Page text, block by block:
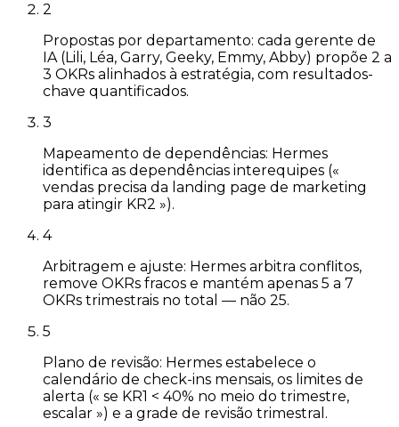
2
Propostas por departamento: cada gerente de
IA (Lili, Léa, Garry, Geeky, Emmy, Abby) propõe 2 a
3 OKRs alinhados à estratégia, com resultados-
chave quantificados.
3
Mapeamento de dependências: Hermes
identifica as dependências interequipes («
vendas precisa da landing page de marketing
para atingir KR2 »).
4
Arbitragem e ajuste: Hermes arbitra conflitos,
remove OKRs fracos e mantém apenas 5 a 7
OKRs trimestrais no total — não 25.
5
Plano de revisão: Hermes estabelece o
calendário de check-ins mensais, os limites de
alerta (« se KR1 < 40% no meio do trimestre,
escalar ») e a grade de revisão trimestral.